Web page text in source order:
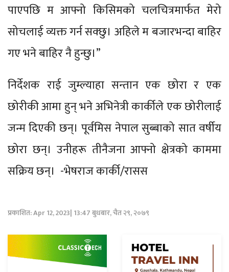
पाएपछि म आफ्नो किसिमको चलचित्रमार्फत मेरो
सोचलाई व्यक्त गर्न सक्छु। अहिले म बजारभन्दा बाहिर
गए भने बाहिर नै हुन्छु।”
निर्देशक राई जुम्ल्याहा सन्तान एक छोरा र एक
छोरीकी आमा हुन् भने अभिनेत्री कार्कीले एक छोरीलाई
जन्म दिएकी छन्। पूर्वमिस नेपाल सुब्बाको सात वर्षीय
छोरा छन्। उनीहरू तीनैजना आफ्नो क्षेत्रको काममा
सक्रिय छन्। -भेषराज कार्की/रासस
प्रकाशित: Apr 12, 2023| 13:47 बुधबार, चैत २९, २०७९